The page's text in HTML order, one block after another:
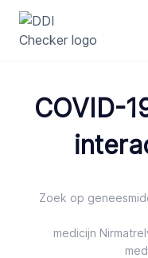
COVID-
Zoek op
medicijn